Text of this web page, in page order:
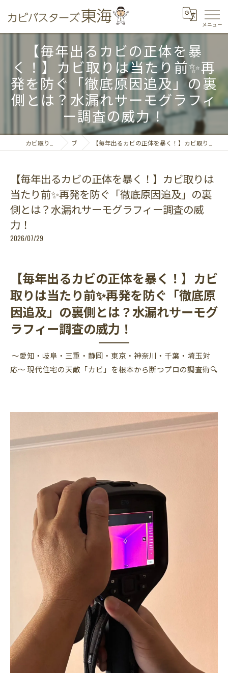
【毎年出るカビの正体を暴
く！】カビ取りは当たり前✨再
発を防ぐ「徹底原因追及」の裏
側とは？水漏れサーモグラフィ
ー調査の威力！
ブログ 【毎年出るカビの正体を暴く！】カビ取りは当たり前✨再発を防ぐ「徹底原因追及」の裏側とは？水漏れサーモグラフィー調査の威力！
【毎年出るカビの正体を暴く！】カビ取りは
当たり前✨再発を防ぐ「徹底原因追及」の裏
側とは？水漏れサーモグラフィー調査の威
力！
2026/07/29
【毎年出るカビの正体を暴く！】カビ
取りは当たり前✨再発を防ぐ「徹底原
因追及」の裏側とは？水漏れサーモグ
ラフィー調査の威力！
〜愛知・岐阜・三重・静岡・東京・神奈川・千葉・埼玉対
応〜 現代住宅の天敵「カビ」を根本から断つプロの調査術🔍